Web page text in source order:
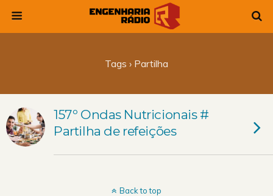
Tags › Partilha
157º Ondas Nutricionais #
Partilha de refeições
Back to top